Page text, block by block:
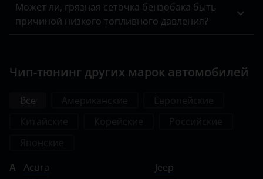
Может ли, грязная сеточка бензобака быть
причиной низкого топливного давления?
Чип-тюнинг других марок автомобилей
Все
A
Acura
Jeep